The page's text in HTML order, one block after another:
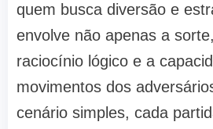
quem busca diversão e
envolve não apenas a
raciocínio lógico e a
movimentos dos
cenário simples, cada